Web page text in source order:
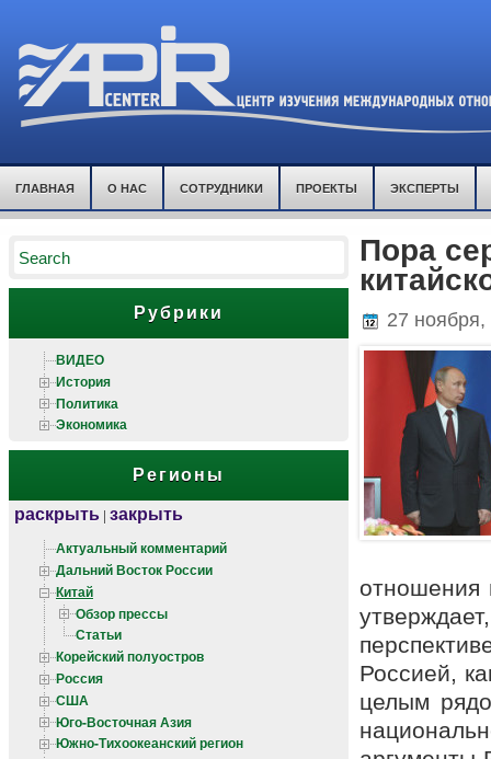
ГЛАВНАЯ О НАС СОТРУДНИКИ ПРОЕКТЫ ЭКСПЕРТЫ
Рубрики
ВИДЕО
История
Политика
Экономика
Регионы
раскрыть | закрыть
Актуальный комментарий
Дальний Восток России
Китай
Обзор прессы
Статьи
Корейский полуостров
Россия
США
Юго-Восточная Азия
Южно-Тихоокеанский регион
Пора
27 ноября,
отношения
Россией,
целым